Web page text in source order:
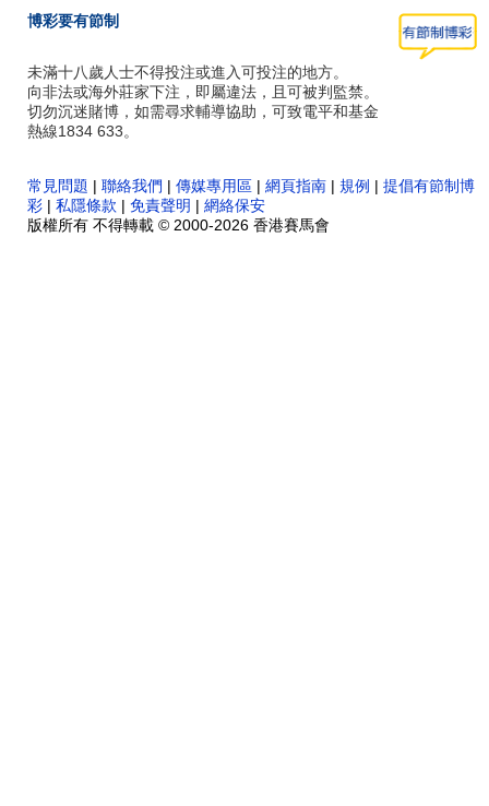
博彩要有節制
未滿十八歲人士不得投注或進入可投注的地方。
向非法或海外莊家下注，即屬違法，且可被判監禁。
切勿沉迷賭博，如需尋求輔導協助，可致電平和基金
熱線1834 633。
常見問題 | 聯絡我們 | 傳媒專用區 | 網頁指南 | 規例 | 提倡有節制博
彩 | 私隱條款 | 免責聲明 | 網絡保安
版權所有 不得轉載 © 2000-2026 香港賽馬會